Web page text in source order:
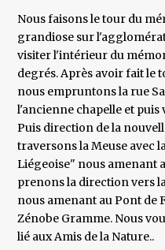
Nous faisons le tour du
grandiose sur
visiter l'intérieur du
degrés. Après avoir fait le
nous empruntons la rue
l'ancienne chapelle et puis
Puis direction de la
traversons la Meuse avec
Liégeoise" nous amenant
prenons la direction vers
nous amenant au Pont de
Zénobe Gramme. Nous
lié aux Amis de la Nature..